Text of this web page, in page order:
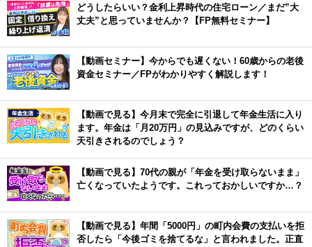
どうしたらいい？金利上昇時代の住宅ローン／まだ”大
丈夫”と思っていませんか？【FP無料セミナー】
【動画セミナー】今からでも遅くない！60歳からの老後
資金セミナー／FPがわかりやすく解説します！
【動画で見る】今月末で完全に引退して年金生活に入り
ます。年金は「月20万円」の見込みですが、どのくらい
天引きされるのでしょう？
【動画で見る】70代の親が「年金を受け取らないまま」
亡くなっていたようです。これっておかしいですか…？
【動画で見る】年間「5000円」の町内会費の支払いを拒
否したら「今後ゴミを捨てるな」と言われました。正直